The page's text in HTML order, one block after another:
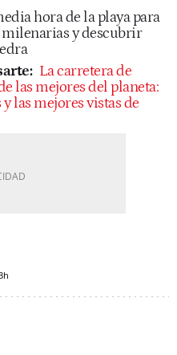
hora de la playa para
y descubrir
La carretera de
las mejores del planeta:
las mejores vistas de